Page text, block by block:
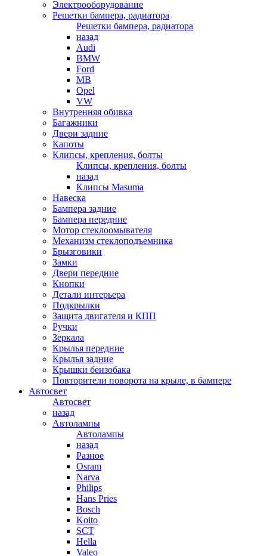
Электрооборудование
Решетки бампера, радиатора
Решетки бампера, радиатора
назад
Audi
BMW
Ford
MB
Opel
VW
Внутренняя обивка
Багажники
Двери задние
Капоты
Клипсы, крепления, болты
Клипсы, крепления, болты
назад
Клипсы Masuma
Навеска
Бампера задние
Бампера передние
Мотор стеклоомывателя
Механизм стеклоподъемника
Брызговики
Замки
Двери передние
Кнопки
Детали интерьера
Подкрылки
Защита двигателя и КПП
Ручки
Зеркала
Крылья передние
Крылья задние
Крышки бензобака
Повторители поворота на крыле, в бампере
Автосвет
Автосвет
назад
Автолампы
Автолампы
назад
Разное
Osram
Narva
Philips
Hans Pries
Bosch
Koito
SCT
Hella
Valeo